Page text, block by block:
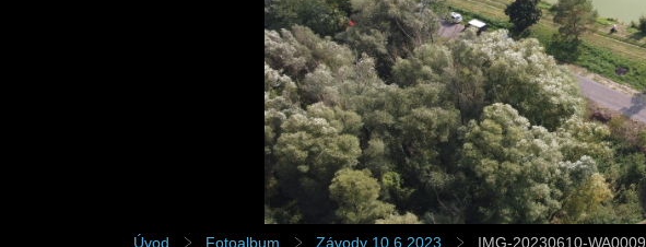
Úvod Fotoalbum Závody 10.6.2023 IMG-20230610-WA0009